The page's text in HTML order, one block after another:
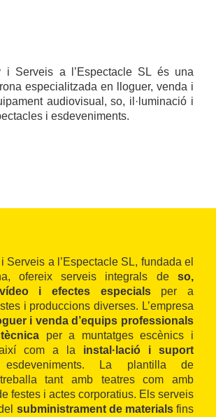
i Serveis a l’Espectacle SL és una
especialitzada en lloguer, venda i
audiovisual, so, il·luminació i
i esdeveniments.
Serveis a l’Espectacle SL, fundada el
ofereix serveis integrals de so,
vídeo i efectes especialsper a
i produccions diverses. L’empresa
i venda d’equips professionals
per a muntatges escènics i
així com a la instal·lació i suport
La plantilla de
tant amb teatres com amb
festes i actes corporatius. Els serveis
subministrament de materialsfins